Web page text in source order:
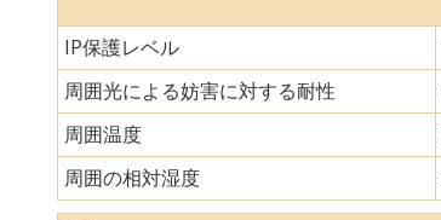
IP保護レベル
周囲光による妨害に対する耐性
周囲温度
周囲の相対湿度